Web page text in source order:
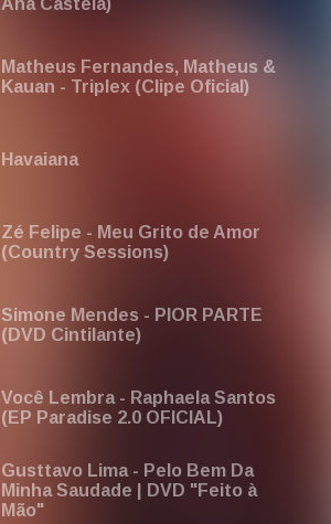
Ana Castela)
Matheus Fernandes, Matheus &
Kauan - Triplex (Clipe Oficial)
Havaiana
Zé Felipe - Meu Grito de Amor
(Country Sessions)
Simone Mendes - PIOR PARTE
(DVD Cintilante)
Você Lembra - Raphaela Santos
(EP Paradise 2.0 OFICIAL)
Gusttavo Lima - Pelo Bem Da
Minha Saudade | DVD "Feito à
Mão"